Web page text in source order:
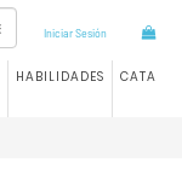
Iniciar Sesión
HABILIDADES